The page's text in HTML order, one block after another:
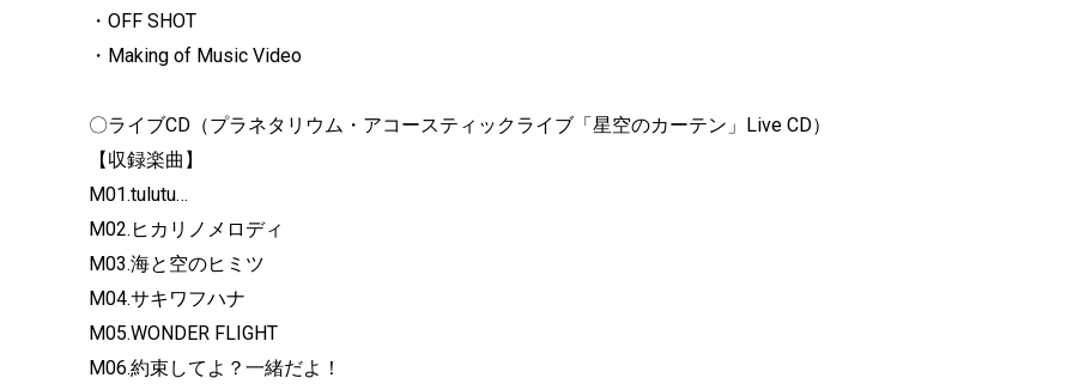
・OFF SHOT
・Making of Music Video
〇ライブCD（プラネタリウム・アコースティックライブ「星空のカーテン」Live CD）
【収録楽曲】
M01.tulutu…
M02.ヒカリノメロディ
M03.海と空のヒミツ
M04.サキワフハナ
M05.WONDER FLIGHT
M06.約束してよ？一緒だよ！